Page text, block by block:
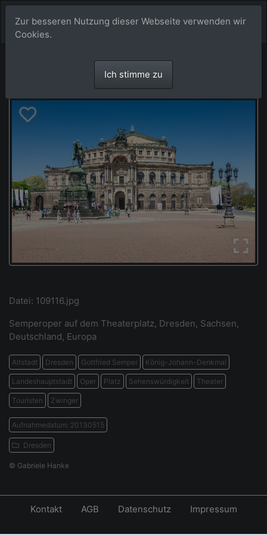
Datei: 109116.jpg
Semperoper auf dem Theaterplatz, Dresden, Sachsen,
Deutschland, Europa
Altstadt Dresden Gottfried Semper König-Johann-Denkmal
Landeshauptstadt Oper Platz Sehenswürdigkeit Theater
Touristen Zwinger
Aufnahmedatum: 20130515
Dresden
© Gabriele Hanke
Zur besseren Nutzung dieser Webseite verwenden wir
Cookies.
Ich stimme zu
Kontakt AGB Datenschutz Impressum